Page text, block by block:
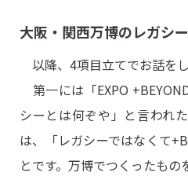
大阪・関西万博のレガシ
以降、4項目立てでお話をし
第一には「EXPO
シーとは何ぞや」と言われ
は、「レガシーではなくて
とです。万博でつくったも